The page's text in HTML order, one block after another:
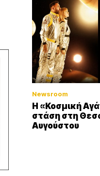
Newsroom
Η «Κοσμική
στάση στη
Αυγούστου